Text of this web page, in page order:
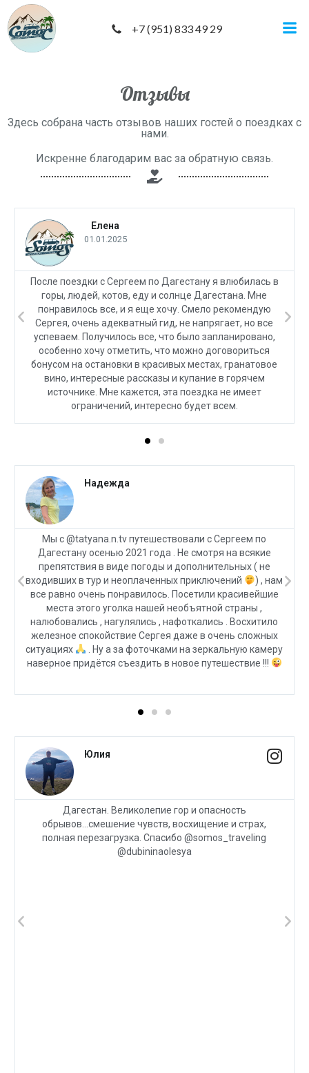
+7 (951) 833 49 29
Отзывы
Здесь собрана часть отзывов наших гостей о поездках с
нами.
Искренне благодарим вас за обратную связь.
Елена
01.01.2025
После поездки с Сергеем по Дагестану я влюбилась в
горы, людей, котов, еду и солнце Дагестана. Мне
понравилось все, и я еще хочу. Смело рекомендую
Сергея, очень адекватный гид, не напрягает, но все
успеваем. Получилось все, что было запланировано,
особенно хочу отметить, что можно договориться
бонусом на остановки в красивых местах, гранатовое
вино, интересные рассказы и купание в горячем
источнике. Мне кажется, эта поездка не имеет
ограничений, интересно будет всем.
Надежда
Мы с @tatyana.n.tv путешествовали с Сергеем по
Дагестану осенью 2021 года . Не смотря на всякие
препятствия в виде погоды и дополнительных ( не
входивших в тур и неоплаченных приключений
) , нам
все равно очень понравилось. Посетили красивейшие
места этого уголка нашей необъятной страны ,
налюбовались , нагулялись , нафоткались . Восхитило
железное спокойствие Сергея даже в очень сложных
ситуациях
. Ну а за фоточками на зеркальную камеру
наверное придётся съездить в новое путешествие !!!
Юлия
Дагестан. Великолепие гор и опасность
обрывов...смешение чувств, восхищение и страх,
полная перезагрузка. Спасибо @somos_traveling
@dubininaolesya